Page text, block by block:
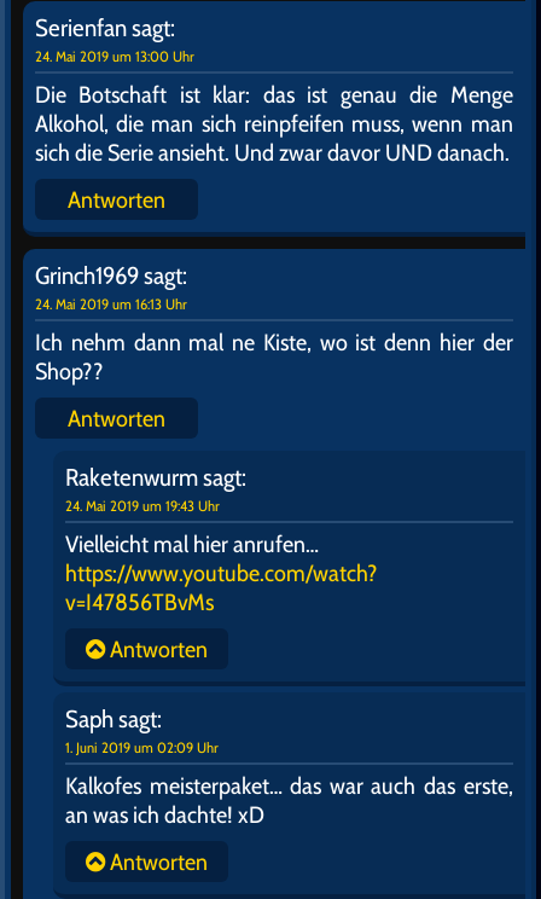
Serienfansagt:
24. Mai 2019 um 13:00 Uhr
Die Botschaft ist klar: das ist genau die Menge
Alkohol, die man sich reinpfeifen muss, wenn man
sich die Serie ansieht. Und zwar davor UND danach.
Antworten
Grinch1969sagt:
24. Mai 2019 um 16:13 Uhr
Ich nehm dann mal ne Kiste, wo ist denn hier der
Shop??
Antworten
Raketenwurmsagt:
24. Mai 2019 um 19:43 Uhr
Vielleicht mal hier anrufen…
https://www.youtube.com/watch?
v=I47856TBvMs
Antworten
Saphsagt:
1. Juni 2019 um 02:09 Uhr
Kalkofes meisterpaket… das war auch das erste,
an was ich dachte! xD
Antworten